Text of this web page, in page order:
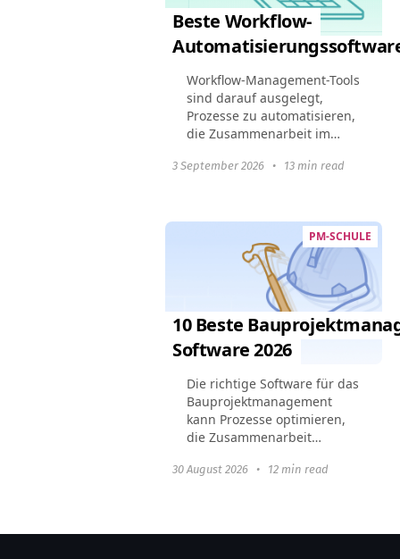
Beste Workflow-
Workflow-Management-Tools
sind darauf ausgelegt,
Prozesse zu automatisieren,
die Zusammenarbeit im
Gesamtproduktivität zu
Workflow...
3 September 2026 • 13 min read
PM-SCHULE
10 Beste
Software 2026
Die richtige Software für das
Bauprojektmanagement
kann Prozesse optimieren,
die Zusammenarbeit
sicherstellen, dass Projekte
30 August 2026 • 12 min read